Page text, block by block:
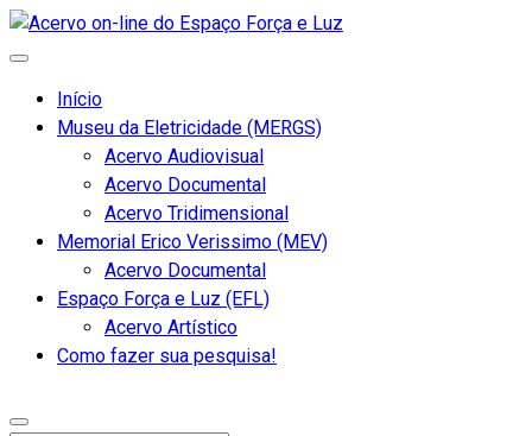
Início
Museu da Eletricidade (MERGS)
Acervo Audiovisual
Acervo Documental
Acervo Tridimensional
Memorial Erico Verissimo (MEV)
Acervo Documental
Espaço Força e Luz (EFL)
Acervo Artístico
Como fazer sua pesquisa!